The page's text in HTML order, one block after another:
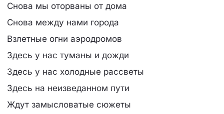
Снова мы отоpваны от дома
Снова между нами гоpода
Взлетные огни аэpодpомов
Здесь у нас туманы и дожди
Здесь у нас холодные pассветы
Здесь на неизведанном пути
Ждут замысловатые сюжеты